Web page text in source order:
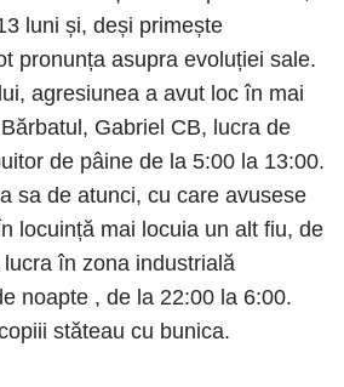
luni și, deși primește
pronunța asupra evoluției sale.
agresiunea a avut loc în mai
Gabriel CB, lucra de
de pâine de la 5:00 la 13:00.
sa de atunci, cu care avusese
locuință mai locuia un alt fiu, de
în zona industrială
noapte , de la 22:00 la 6:00.
stăteau cu bunica.